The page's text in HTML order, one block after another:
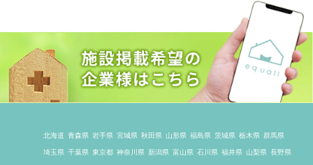
北海道 青森県 岩手県 宮城県 秋田県 山形県 福島県 茨城県 栃木県 群馬県
埼玉県 千葉県 東京都 神奈川県 新潟県 富山県 石川県 福井県 山梨県 長野県